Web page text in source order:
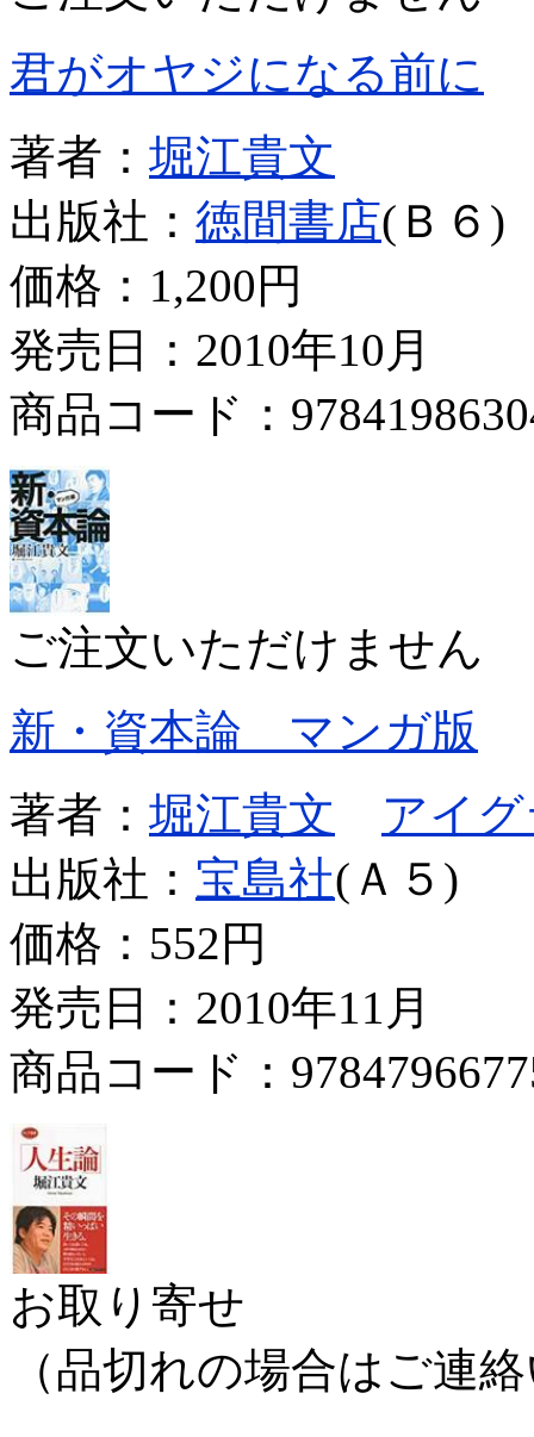
君がオヤジになる前に
著者： 堀江貴文
出版社： 徳間書店(Ｂ６)
価格： 1,200円
発売日：2010年10月
商品コード：
ご注文いただけません
新・資本論 マンガ版
著者： 堀江貴文
アイ
出版社： 宝島社(Ａ５)
価格： 552円
発売日：2010年11月
商品コード：
お取り寄せ
（品切れの場合はご連